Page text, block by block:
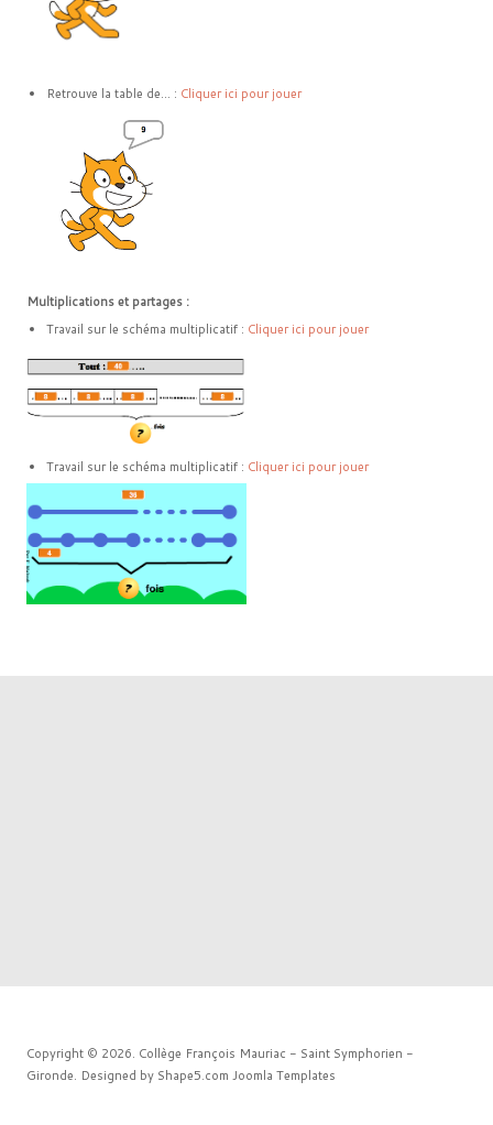
Retrouve la table de... : Cliquer ici pour jouer
Multiplications et partages :
Travail sur le schéma multiplicatif : Cliquer ici pour jouer
Travail sur le schéma multiplicatif : Cliquer ici pour jouer
Copyright © 2026. Collège François Mauriac - Saint Symphorien -
Gironde. Designed by Shape5.com Joomla Templates